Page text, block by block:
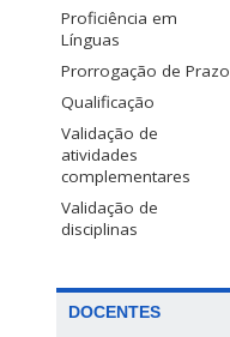
Proficiência em
Línguas
Prorrogação de Prazo
Qualificação
Validação de
atividades
complementares
Validação de
disciplinas
DOCENTES